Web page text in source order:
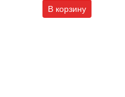
В корзину